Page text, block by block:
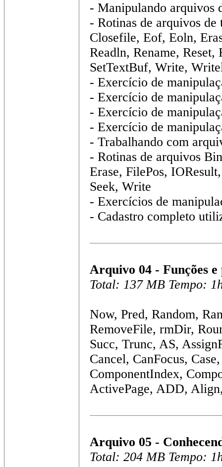
- Manipulando arquivos
- Rotinas de arquivos
Closefile, Eof, Eoln,
Readln, Rename,
SetTextBuf, Write,
- Exercício de
- Exercício de
- Exercício de
- Exercício de
- Trabalhando com
- Rotinas de arquivos
Erase, FilePos,
Seek, Write
- Exercícios de
- Cadastro completo
Arquivo 04 - Funções
Total: 137 MB Tempo:
Now, Pred, Random,
RemoveFile, rmDir,
Succ, Trunc, AS,
Cancel, CanFocus,
ComponentIndex,
ActivePage, ADD,
Arquivo 05 -
Total: 204 MB Tempo: